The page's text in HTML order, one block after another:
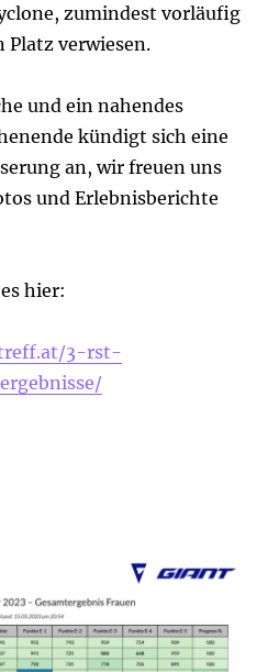
zumindest vorläufig
Platz verwiesen.
und ein nahendes
kündigt sich eine
an, wir freuen uns
und Erlebnisberichte
hier:
3-rst-